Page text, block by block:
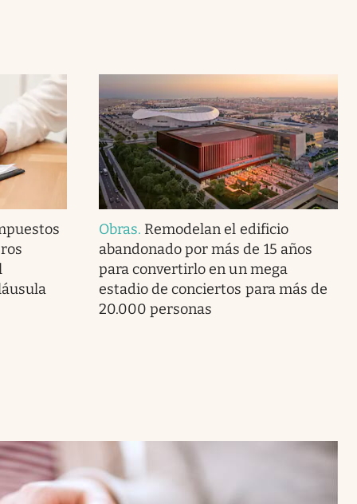
Obras. Remodelan el edificio
abandonado por más de 15 años
para convertirlo en un mega
estadio de conciertos para más de
20.000 personas